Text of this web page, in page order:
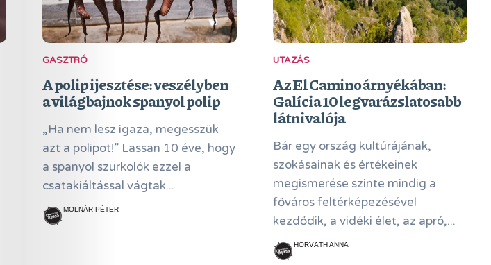
Online
Magazin
GASZTRÓ
A polip ijesztése: veszélyben
a világbajnok spanyol polip
„Ha nem lesz igaza, megesszük
azt a polipot!” Lassan 10 éve, hogy
a spanyol szurkolók ezzel a
csatakiáltással vágtak...
MOLNÁR PÉTER
UTAZÁS
Az El Camino árnyékában:
Galícia 10 legvarázslatosabb
látnivalója
Bár egy ország kultúrájának,
szokásainak és értékeinek
megismerése szinte mindig a
főváros feltérképezésével
kezdődik, a vidéki élet, az apró,...
HORVÁTH ANNA